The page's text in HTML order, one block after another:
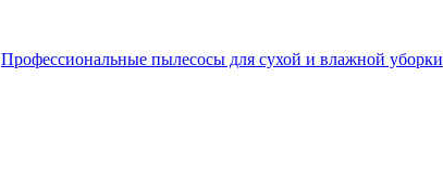
Профессиональные пылесосы для сухой и влажной уборки